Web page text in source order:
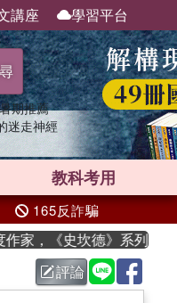
講座 學習平台
暑期推薦
迷走神經
教科考用
165反詐騙
坎德》系列帶你踏上熱血
評論